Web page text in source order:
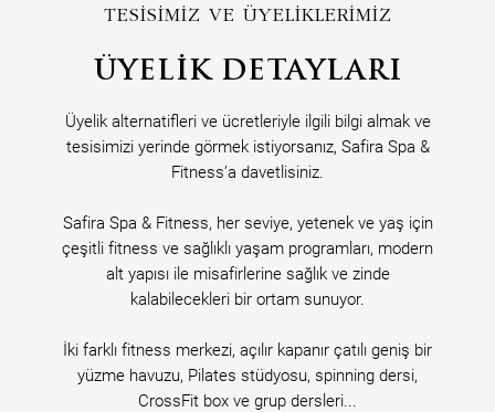
TESISIMIZ VE ÜYELIKLERIMIZ
ÜYELIK DETAYLARI
Üyelik alternatifleri ve ücretleriyle ilgili bilgi almak ve
tesisimizi yerinde görmek istiyorsanız, Safira Spa &
Fitness’a davetlisiniz.
Safira Spa & Fitness, her seviye, yetenek ve yaş için
çeşitli fitness ve sağlıklı yaşam programları, modern
alt yapısı ile misafirlerine sağlık ve zinde
kalabilecekleri bir ortam sunuyor.
İki farklı fitness merkezi, açılır kapanır çatılı geniş bir
yüzme havuzu, Pilates stüdyosu, spinning dersi,
CrossFit box ve grup dersleri...